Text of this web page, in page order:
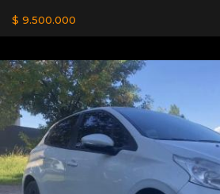
$ 9.500.000